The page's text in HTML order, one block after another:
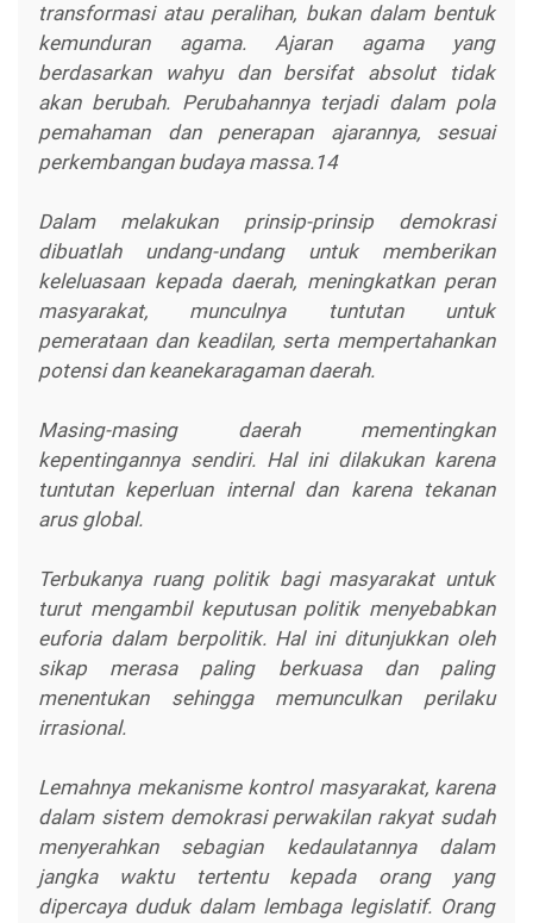
transformasi atau peralihan, bukan dalam bentuk
kemunduran agama. Ajaran agama yang
berdasarkan wahyu dan bersifat absolut tidak
akan berubah. Perubahannya terjadi dalam pola
pemahaman dan penerapan ajarannya, sesuai
perkembangan budaya massa.14
Dalam melakukan prinsip-prinsip demokrasi
dibuatlah undang-undang untuk memberikan
keleluasaan kepada daerah, meningkatkan peran
masyarakat, munculnya tuntutan untuk
pemerataan dan keadilan, serta mempertahankan
potensi dan keanekaragaman daerah.
Masing-masing daerah mementingkan
kepentingannya sendiri. Hal ini dilakukan karena
tuntutan keperluan internal dan karena tekanan
arus global.
Terbukanya ruang politik bagi masyarakat untuk
turut mengambil keputusan politik menyebabkan
euforia dalam berpolitik. Hal ini ditunjukkan oleh
sikap merasa paling berkuasa dan paling
menentukan sehingga memunculkan perilaku
irrasional.
Lemahnya mekanisme kontrol masyarakat, karena
dalam sistem demokrasi perwakilan rakyat sudah
menyerahkan sebagian kedaulatannya dalam
jangka waktu tertentu kepada orang yang
dipercaya duduk dalam lembaga legislatif. Orang